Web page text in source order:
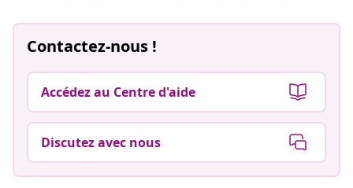
Contactez-nous !
Accédez au Centre d'aide
Discutez avec nous